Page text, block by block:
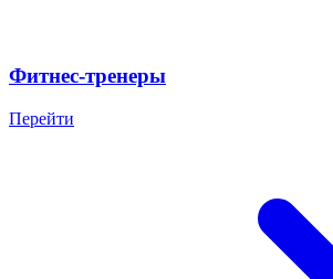
Фитнес-тренеры
Перейти